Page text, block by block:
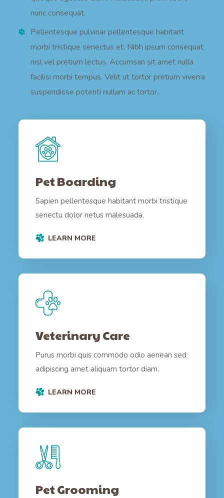
nunc consequat.
Pellentesque pulvinar pellentesque habitant
morbi tristique senectus et. Nibh ipsum consequat
nisl vel pretium lectus. Accumsan sit amet nulla
facilisi morbi tempus. Velit ut tortor pretium viverra
suspendisse potenti nullam ac tortor..
Pet Boarding
Sapien pellentesque habitant morbi tristique
senectu dolor netus malesuada.
LEARN MORE
Veterinary Care
Purus morbi quis commodo odio aenean sed
adipiscing amet aliquam tortor diam.
LEARN MORE
Pet Grooming